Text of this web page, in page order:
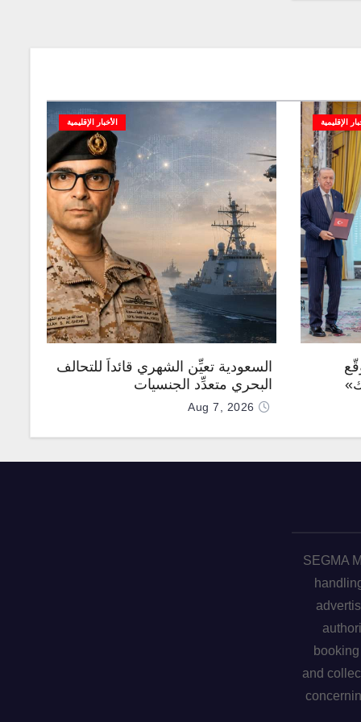
الإقليمية الأخبار الإقليمية
السعودية تعيِّن الشهري قائداً للتحالف
البحري متعدِّد الجنسيات
Aug 7, 2026
SEGMA
and